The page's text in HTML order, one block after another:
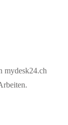
mydesk24.ch